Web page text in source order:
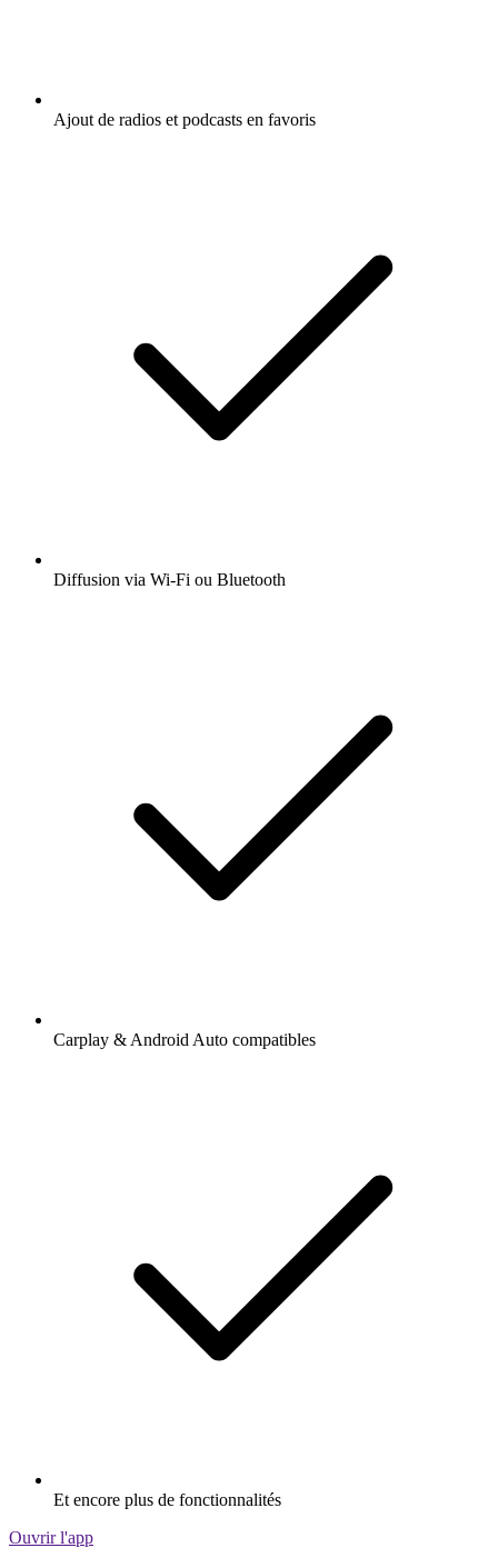
Ajout de radios et podcasts en favoris
Diffusion via Wi-Fi ou Bluetooth
Carplay & Android Auto compatibles
Et encore plus de fonctionnalités
Ouvrir l'app